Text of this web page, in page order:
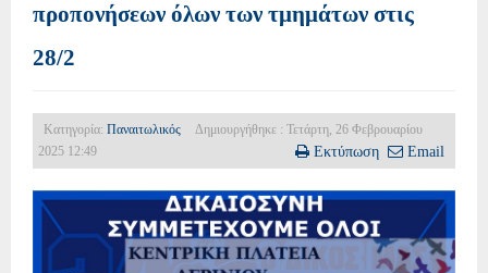
προπονήσεων όλων των τμημάτων στις
28/2
Κατηγορία: Παναιτωλικός
Δημιουργήθηκε : Τετάρτη, 26 Φεβρουαρίου
2025 12:49
Εκτύπωση Email